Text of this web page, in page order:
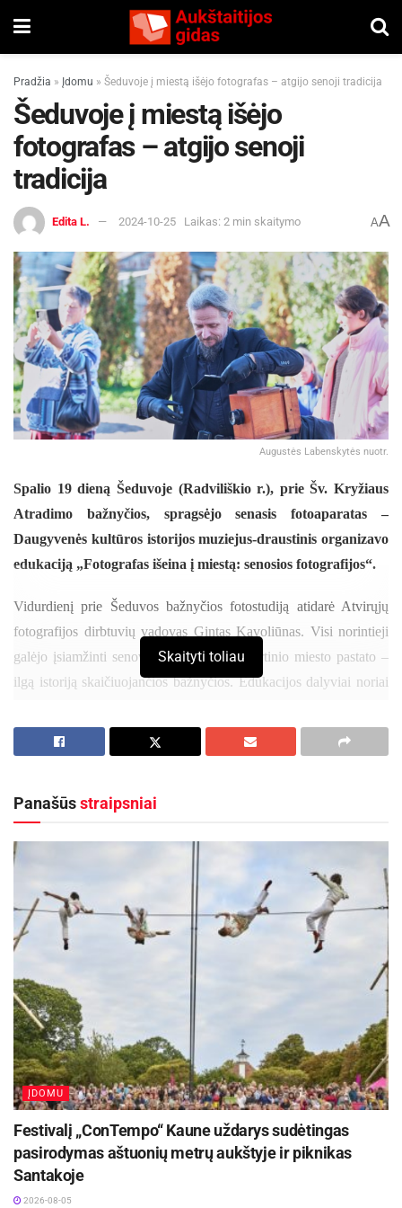
Pradžia » Įdomu » Šeduvoje į miestą išėjo fotografas – atgijo senoji tradicija
Šeduvoje į miestą išėjo
fotografas – atgijo senoji
tradicija
Edita L. 2024-10-25 Laikas: 2 min skaitymo AA
Augustės Labenskytės nuotr.
Spalio 19 dieną Šeduvoje (Radviliškio r.), prie Šv. Kryžiaus
Atradimo bažnyčios, spragsėjo senasis fotoaparatas –
Daugyvenės kultūros istorijos muziejus-draustinis organizavo
edukaciją „Fotografas išeina į miestą: senosios fotografijos“.
Vidurdienį prie Šeduvos bažnyčios fotostudiją atidarė Atvirųjų
fotografijos dirbtuvių vadovas Gintas Kavoliūnas. Visi norintieji
galėjo įsiamžinti senoviniu būdu prie išskirtinio miesto pastato –
ilgą istoriją skaičiuojančios bažnyčios. Edukacijos dalyviai noriai
žaismingai prisidengė vėduokle, treti ant kėdžių prisėdo su
augintiniais.
G. Kavoliūnas ne tik įamžino visus norinčius, bet ir parodė įdomų
nuotraukų gaminimo procesą, papasakojo apie senąją fotografiją,
smalsuoliams leido žvilgtelėti, kaip veikia fotoaparatas.
Išlikusios tarpukario nuotraukos liudija, kad šeduviai mėgdavo
įsiamžinti prie bažnyčios bei kitose pagrindinėse miesto erdvėse –
turgaus aikštėje, prie Niauduvos upės, įvairių organizacijų ir
institucijų pastatų, tad edukacija priminė ir atgaivino senąją vietos
tradiciją.
Skaityti toliau
Panašūsstraipsniai
ĮDOMU
Festivalį „ConTempo“ Kaune uždarys sudėtingas
pasirodymas aštuonių metrų aukštyje ir piknikas
Santakoje
2026-08-05